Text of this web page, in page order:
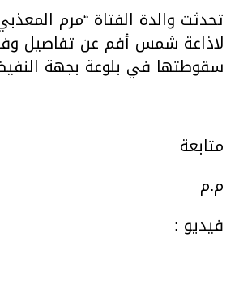
تحدثت والدة الفتاة “مرم
لاذاعة شمس أفم عن تفاصيل
سقوطتها في بلوعة بجهة
متابعة
م.م
فيديو :